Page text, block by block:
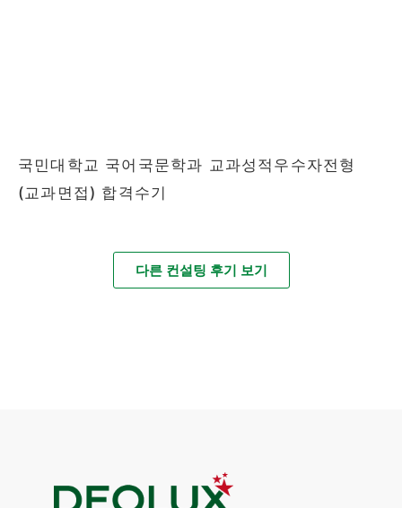
국민대학교 국어국문학과 교과성적우수자전형
(교과면접) 합격수기
다른 컨설팅 후기 보기